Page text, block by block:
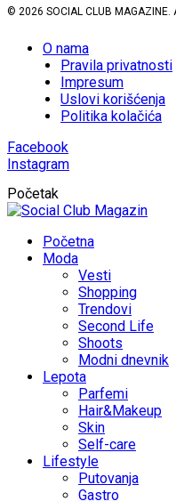
© 2026 SOCIAL CLUB MAGAZINE.
O nama
Pravila privatnosti
Impresum
Uslovi korišćenja
Politika kolačića
Facebook
Instagram
Početak
Početna
Moda
Vesti
Shopping
Trendovi
Second Life
Shoots
Modni dnevnik
Lepota
Parfemi
Hair&Makeup
Skin
Self-care
Lifestyle
Putovanja
Gastro